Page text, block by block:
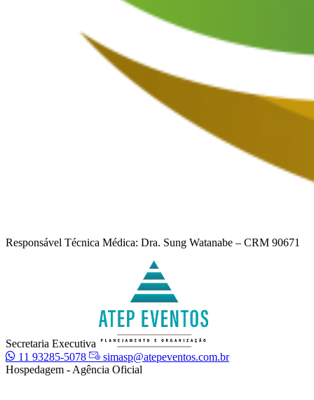
Responsável Técnica Médica: Dra. Sung Watanabe – CRM 90671
Secretaria Executiva
11 93285-5078
simasp@atepeventos.com.br
Hospedagem - Agência Oficial